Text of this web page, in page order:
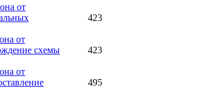
от
423
от
схемы
423
от
495